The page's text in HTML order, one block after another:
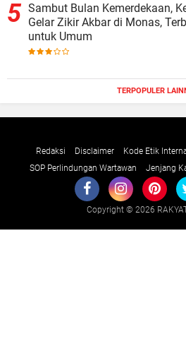
Sambut Bulan Kemerdekaan,
Gelar Zikir Akbar di Monas,
untuk Umum
TERPOPULER
Redaksi Disclaimer Kode Etik
SOP Perlindungan Wartawan
Jenjang
Copyright © 2026